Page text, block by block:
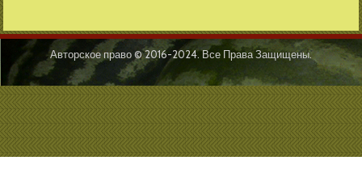
Авторское право © 2016-2024. Все Права Защищены.